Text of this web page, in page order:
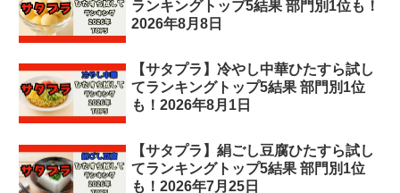
ランキングトップ5結果 部門別1位も！
2026年8月8日
【サタプラ】冷やし中華ひたすら試し
てランキングトップ5結果 部門別1位
も！2026年8月1日
【サタプラ】絹ごし豆腐ひたすら試し
てランキングトップ5結果 部門別1位
も！2026年7月25日